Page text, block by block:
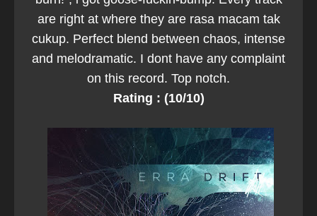
are right at where they are rasa macam tak
cukup. Perfect blend between chaos, intense
and melodramatic. I dont have any complaint
on this record. Top notch.
Rating : (10/10)